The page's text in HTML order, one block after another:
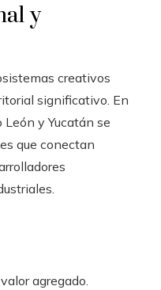
y
creativos
significativo. En
León y Yucatán se
que conectan
agregado.